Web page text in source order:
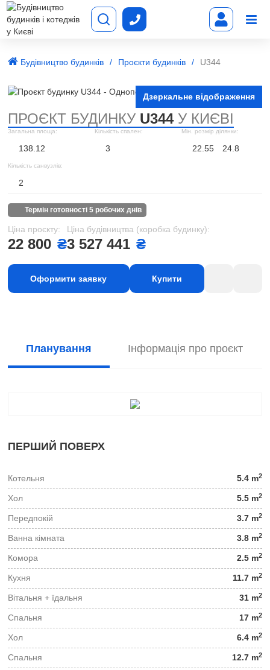
Будівництво будинків Проєкти будинків U344
Дзеркальне відображення
ПРОЄКТ БУДИНКУ U344У КИЄВІ
Загальна площа:
138.12
Кількість спален:
3
Мін. розмір ділянки:
22.55 24.8
Кількість санвузлів:
2
термін готовності 5 робочих днів
Ціна проєкту:
22 800 ₴
Ціна будівництва (коробка будинку):
3 527 441 ₴
Оформити заявку Купити
Планування Інформація про проєкт
ПЕРШИЙ ПОВЕРХ
Котельня 5.4 m2
Хол 5.5 m2
Передпокій 3.7 m2
Ванна кімната 3.8 m2
Комора 2.5 m2
Кухня 11.7 m2
Вітальня + їдальня 31 m2
Спальня 17 m2
Хол 6.4 m2
Спальня 12.7 m2